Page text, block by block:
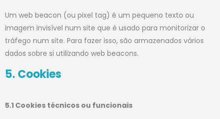
Um web beacon (ou pixel tag) é um pequeno texto ou
imagem invisível num site que é usado para monitorizar o
tráfego num site. Para fazer isso, são armazenados vários
dados sobre si utilizando web beacons.
5. Cookies
5.1 Cookies técnicos ou funcionais